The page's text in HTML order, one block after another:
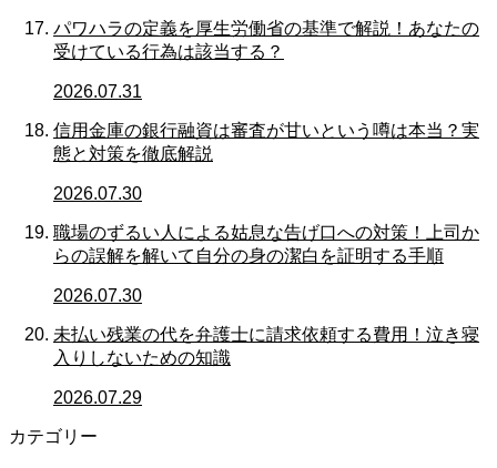
パワハラの定義を厚生労働省の基準で解説！あなたの
受けている行為は該当する？
2026.07.31
信用金庫の銀行融資は審査が甘いという噂は本当？実
態と対策を徹底解説
2026.07.30
職場のずるい人による姑息な告げ口への対策！上司か
らの誤解を解いて自分の身の潔白を証明する手順
2026.07.30
未払い残業の代を弁護士に請求依頼する費用！泣き寝
入りしないための知識
2026.07.29
カテゴリー